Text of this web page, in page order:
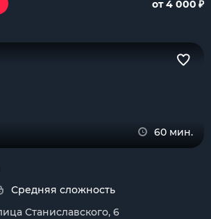
от 4 000 ₽
60 мин.
Средняя сложность
Станиславского, 6